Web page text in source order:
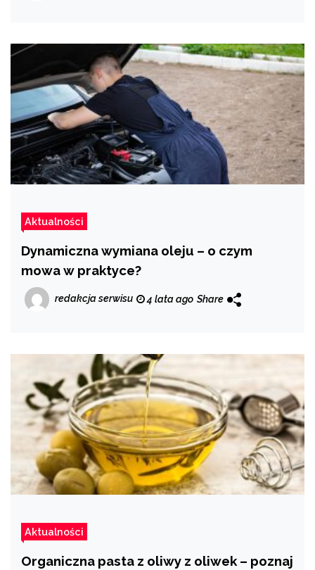
Aktualności
Dynamiczna wymiana oleju – o czym
mowa w praktyce?
redakcja serwisu 4 lata ago Share
Aktualności
Organiczna pasta z oliwy z oliwek – poznaj